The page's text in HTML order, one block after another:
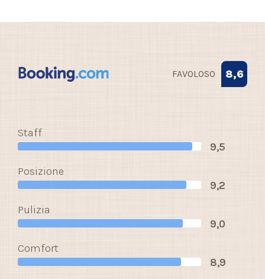
FAVOLOSO 8,6
Staff
9,5
Posizione
9,2
Pulizia
9,0
Comfort
8,9